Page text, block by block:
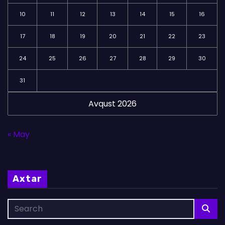
Avqust 2026
10 11 12 13 14 15 16
17 18 19 20 21 22 23
24 25 26 27 28 29 30
31
« May
Axtar